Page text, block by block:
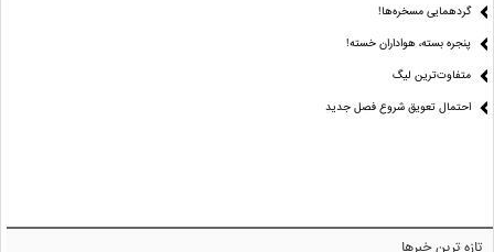
گردهمایی مسخره‌ها!
پنجره بسته، هواداران خسته!
متفاوت‌ترین لیگ
احتمال تعویق شروع فصل جدید
تازه ترین خبرها